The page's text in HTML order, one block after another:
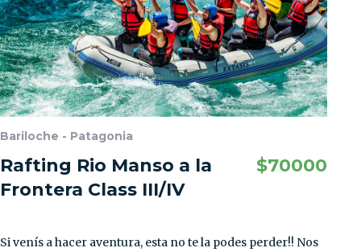
Bariloche - Patagonia
Rafting Rio Manso a la
Frontera Class III/IV
$70000
Si venís a hacer aventura, esta no te la podes perder!! Nos